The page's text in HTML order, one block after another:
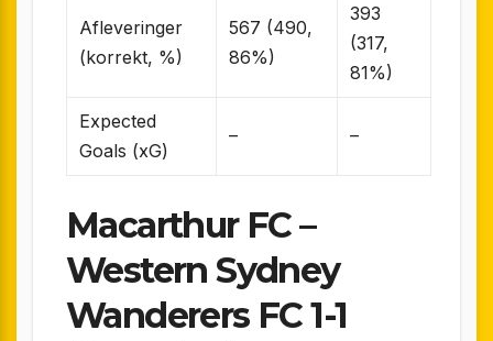
Afleveringer
(korrekt, %)
567 (490,
86%)
393
(317,
81%)
Expected
Goals (xG)
– –
Macarthur FC –
Western Sydney
Wanderers FC 1-1